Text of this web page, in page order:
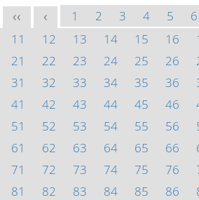
<< < 1 2 3 4 5 6
11
12 13 14 15 16
21
22 23 24 25 26
31
32 33 34 35 36
41
42 43 44 45 46
51
52 53 54 55 56
61
62 63 64 65 66
71
72 73 74 75 76
81
82 83 84 85 86